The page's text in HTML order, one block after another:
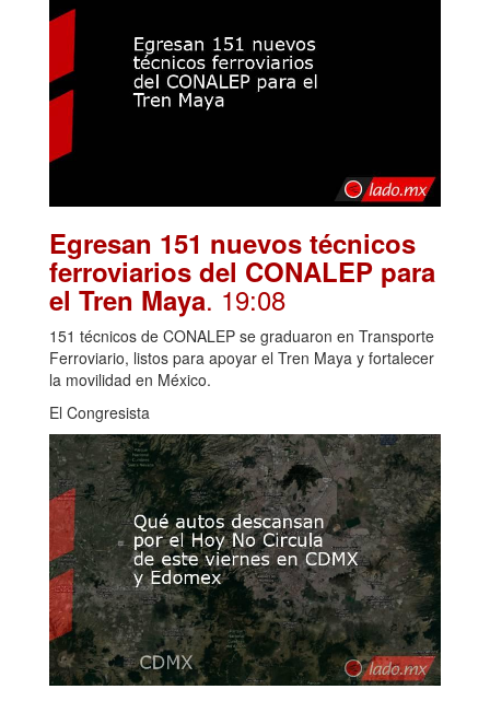
Egresan 151 nuevos técnicos
ferroviarios del CONALEP para
el Tren Maya. 19:08
151 técnicos de CONALEP se graduaron en Transporte
Ferroviario, listos para apoyar el Tren Maya y fortalecer
la movilidad en México.
El Congresista